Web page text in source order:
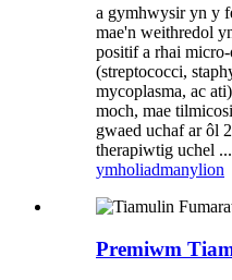
a gymhwysir yn y
mae'n weithredol
positif a rhai
(streptococci,
mycoplasma, ac
moch, mae
gwaed uchaf ar ôl
therapiwtig uchel ...
ymholiadmanylion
Premiwm